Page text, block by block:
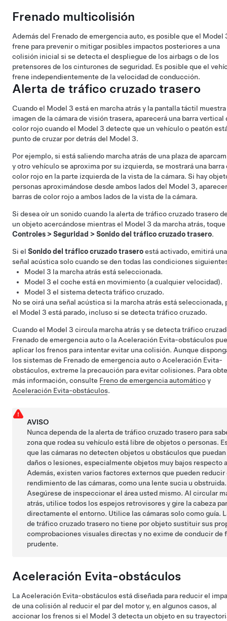
Frenado multicolisión
Además del Frenado de emergencia auto, es posible que el Model
frene para prevenir o mitigar posibles impactos posteriores a una
colisión inicial si se detecta el despliegue de los airbags o de los
pretensores de los cinturones de seguridad. Es posible que el
frene independientemente de la velocidad de conducción.
Alerta de tráfico cruzado trasero
Cuando el Model 3 está en marcha atrás y la pantalla táctil muestra
imagen de la cámara de visión trasera, aparecerá una barra vertical
color rojo cuando el Model 3 detecte que un vehículo o peatón
punto de cruzar por detrás del Model 3.
Por ejemplo, si está saliendo marcha atrás de una plaza de
y otro vehículo se aproxima por su izquierda, se mostrará una barra
color rojo en la parte izquierda de la vista de la cámara. Si hay
personas aproximándose desde ambos lados del Model 3,
barras de color rojo a ambos lados de la vista de la cámara.
Si desea oír un sonido cuando la alerta de tráfico cruzado trasero
un objeto acercándose mientras el Model 3 da marcha atrás, toque
Controles > Seguridad > Sonido del tráfico cruzado trasero.
Si el Sonido del tráfico cruzado traseroestá activado, emitirá una
señal acústica solo cuando se den todas las condiciones
Model 3 la marcha atrás está seleccionada.
Model 3 el coche está en movimiento (a cualquier velocidad).
Model 3 el sistema detecta tráfico cruzado.
No se oirá una señal acústica si la marcha atrás está seleccionada,
el Model 3 está parado, incluso si se detecta tráfico cruzado.
Cuando el Model 3 circula marcha atrás y se detecta tráfico
Frenado de emergencia auto o la Aceleración Evita-obstáculos
aplicar los frenos para intentar evitar una colisión. Aunque
los sistemas de Frenado de emergencia auto o Aceleración Evita-
obstáculos, extreme la precaución para evitar colisiones. Para
más información, consulte Freno de emergencia automáticoy
Aceleración Evita-obstáculos.
AVISO
Nunca dependa de la alerta de tráfico cruzado trasero para
zona que rodea su vehículo está libre de objetos o personas.
que las cámaras no detecten objetos u obstáculos que
daños o lesiones, especialmente objetos muy bajos respecto
Además, existen varios factores externos que pueden reducir
rendimiento de las cámaras, como una lente sucia u obstruida.
Asegúrese de inspeccionar el área usted mismo. Al circular
atrás, utilice todos los espejos retrovisores y gire la cabeza
directamente el entorno. Utilice las cámaras solo como guía.
de tráfico cruzado trasero no tiene por objeto sustituir sus
comprobaciones visuales directas y no exime de conducir de
prudente.
Aceleración Evita-obstáculos
La Aceleración Evita-obstáculos está diseñada para reducir el
de una colisión al reducir el par del motor y, en algunos casos, al
accionar los frenos si el Model 3 detecta un objeto en su